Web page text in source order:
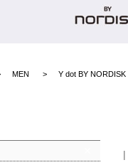
MEN Y dot BY NORDISK